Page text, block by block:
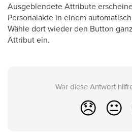
Ausgeblendete Attribute
Personalakte in einem
Wähle dort wieder den Button
Attribut ein.
War diese Antwort
😞 😐